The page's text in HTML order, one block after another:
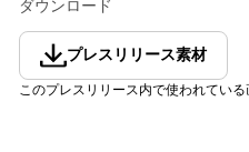
ダウンロード
プレスリリース素材
このプレスリリース内で使われてい